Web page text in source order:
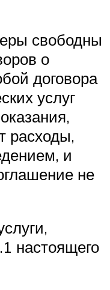
свободны
о
договора
услуг
расходы,
и
не
настоящего